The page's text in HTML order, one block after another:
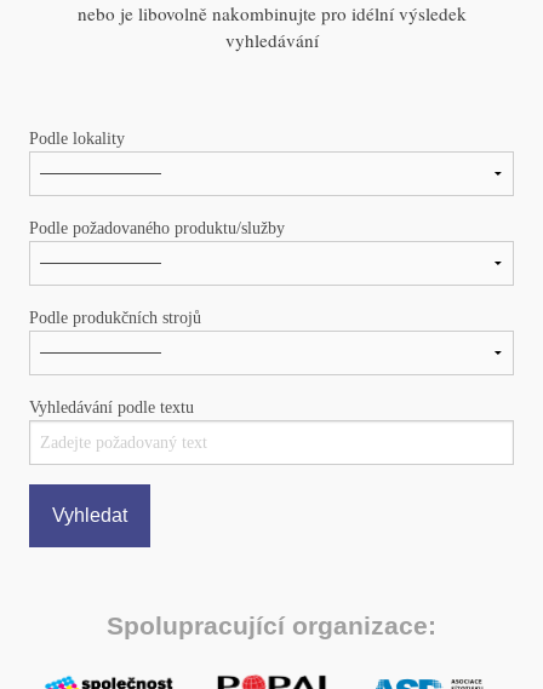
nebo je libovolně nakombinujte pro idélní výsledek
vyhledávání
Podle lokality
Podle požadovaného produktu/služby
Podle produkčních strojů
Vyhledávání podle textu
Vyhledat
Spolupracující organizace: